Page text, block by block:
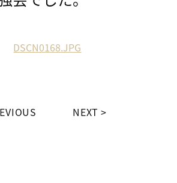
NEXT